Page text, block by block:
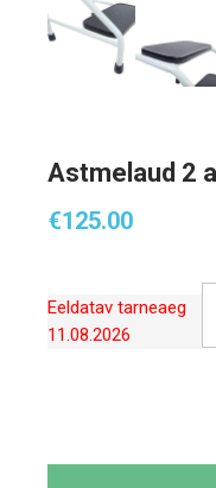
Astmelaud 2
€125.00
Eeldatav tarneaeg
11.08.2026